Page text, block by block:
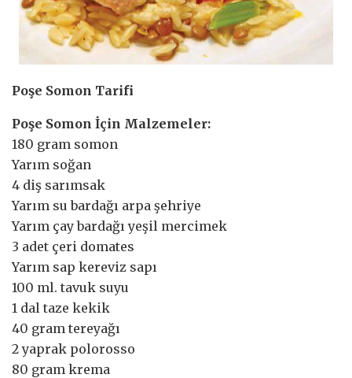
Poşe Somon Tarifi
Poşe Somon İçin Malzemeler:
180 gram somon
Yarım soğan
4 diş sarımsak
Yarım su bardağı arpa şehriye
Yarım çay bardağı yeşil mercimek
3 adet çeri domates
Yarım sap kereviz sapı
100 ml. tavuk suyu
1 dal taze kekik
40 gram tereyağı
2 yaprak polorosso
80 gram krema